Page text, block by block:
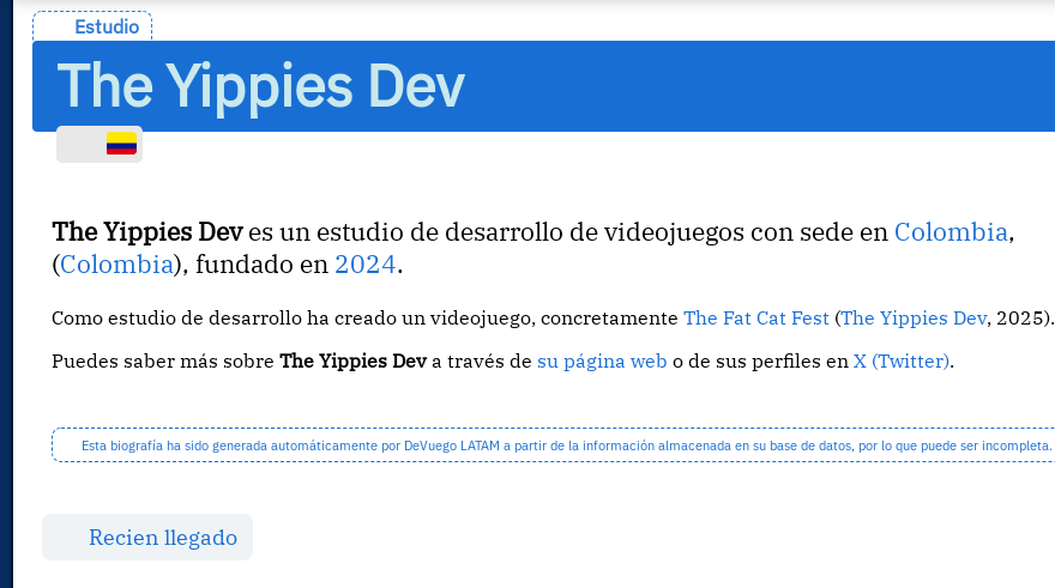
Estudio
The Yippies Dev
The Yippies Deves un estudio de desarrollo de videojuegos con sede en Colombia,
(Colombia), fundado en 2024.
Como estudio de desarrollo ha creado un videojuego, concretamenteThe Fat Cat Fest (The Yippies Dev, 2025).
Puedes saber más sobreThe Yippies Deva través de su página web o de sus perfiles enX (Twitter).
Esta biografía ha sido generada automáticamente por DeVuego LATAM a partir de la información almacenada en su base de datos, por lo que puede ser incompleta.
Recien llegado